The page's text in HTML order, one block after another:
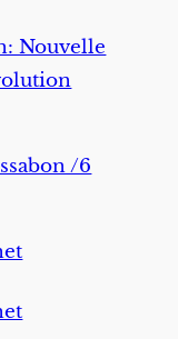
Nouvelle
/6